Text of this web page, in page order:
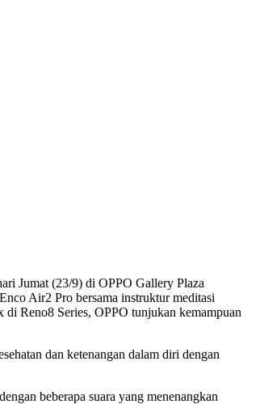
Jumat (23/9) di OPPO Gallery Plaza
Air2 Pro bersama instruktur meditasi
Reno8 Series, OPPO tunjukan kemampuan
dan ketenangan dalam diri dengan
beberapa suara yang menenangkan